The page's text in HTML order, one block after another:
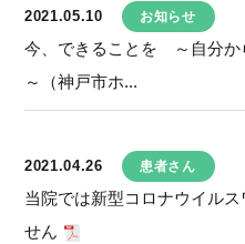
2021.05.10 お知らせ
今、できることを ～自分か
～（神戸市ホ...
2021.04.26 患者さん
当院では新型コロナウイル
せん